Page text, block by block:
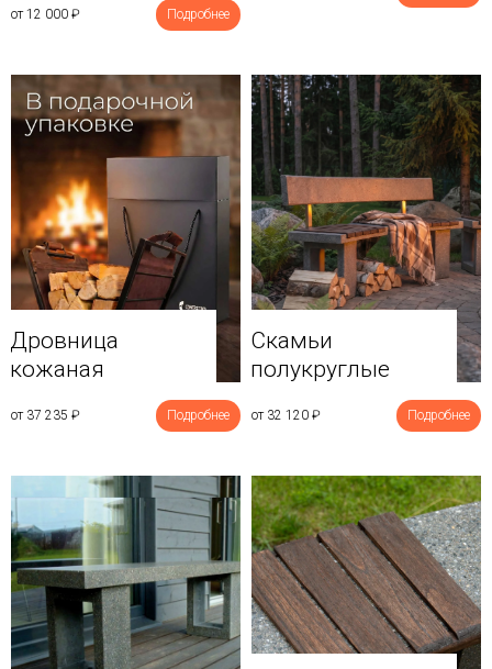
от 12 000 ₽ Подробнее
Дровница
кожаная
от 37 235 ₽ Подробнее
Скамьи
полукруглые
от 32 120 ₽ Подробнее